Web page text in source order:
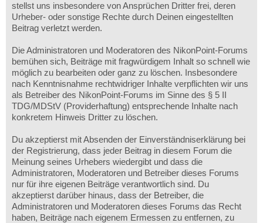
stellst uns insbesondere von Ansprüchen Dritter frei, deren
Urheber- oder sonstige Rechte durch Deinen eingestellten
Beitrag verletzt werden.
Die Administratoren und Moderatoren des NikonPoint-Forums
bemühen sich, Beiträge mit fragwürdigem Inhalt so schnell wie
möglich zu bearbeiten oder ganz zu löschen. Insbesondere
nach Kenntnisnahme rechtwidriger Inhalte verpflichten wir uns
als Betreiber des NikonPoint-Forums im Sinne des § 5 II
TDG/MDStV (Providerhaftung) entsprechende Inhalte nach
konkretem Hinweis Dritter zu löschen.
Du akzeptierst mit Absenden der Einverständniserklärung bei
der Registrierung, dass jeder Beitrag in diesem Forum die
Meinung seines Urhebers wiedergibt und dass die
Administratoren, Moderatoren und Betreiber dieses Forums
nur für ihre eigenen Beiträge verantwortlich sind. Du
akzeptierst darüber hinaus, dass der Betreiber, die
Administratoren und Moderatoren dieses Forums das Recht
haben, Beiträge nach eigenem Ermessen zu entfernen, zu